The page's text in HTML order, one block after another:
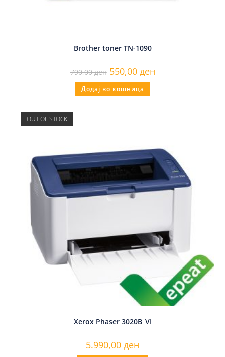
Brother toner TN-1090
790,00ден 550,00 ден
Додај во кошница
OUT OF STOCK
Xerox Phaser 3020B_VI
5.990,00 ден